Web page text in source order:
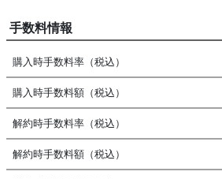
手数料情報
購入時手数料率（税込）
購入時手数料額（税込）
解約時手数料率（税込）
解約時手数料額（税込）